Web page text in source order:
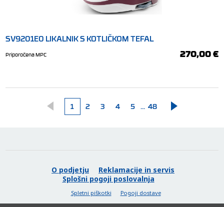
SV9201E0 LIKALNIK S KOTLIČKOM TEFAL
Priporočena MPC 270,00 €
1 2 3 4 5 ... 48
O podjetju
Reklamacije in servis
Splošni pogoji poslovalnja
Spletni piškotki Pogoji dostave